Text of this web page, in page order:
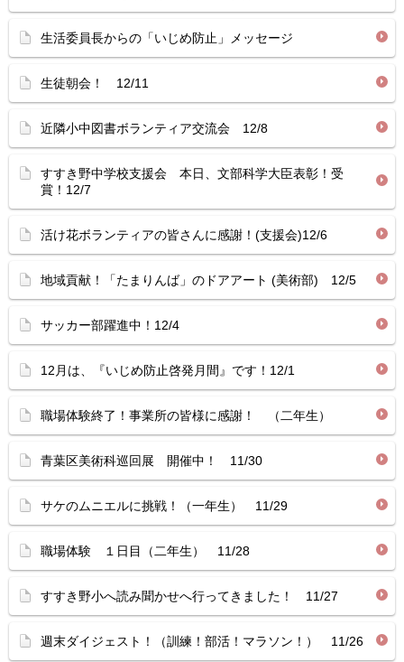
生活委員長からの「いじめ防止」メッセージ
生徒朝会！ 12/11
近隣小中図書ボランティア交流会 12/8
すすき野中学校支援会 本日、文部科学大臣表彰！受
賞！12/7
活け花ボランティアの皆さんに感謝！(支援会)12/6
地域貢献！「たまりんば」のドアアート (美術部) 12/5
サッカー部躍進中！12/4
12月は、『いじめ防止啓発月間』です！12/1
職場体験終了！事業所の皆様に感謝！ （二年生）
青葉区美術科巡回展 開催中！ 11/30
サケのムニエルに挑戦！（一年生） 11/29
職場体験 １日目（二年生） 11/28
すすき野小へ読み聞かせへ行ってきました！ 11/27
週末ダイジェスト！（訓練！部活！マラソン！） 11/26